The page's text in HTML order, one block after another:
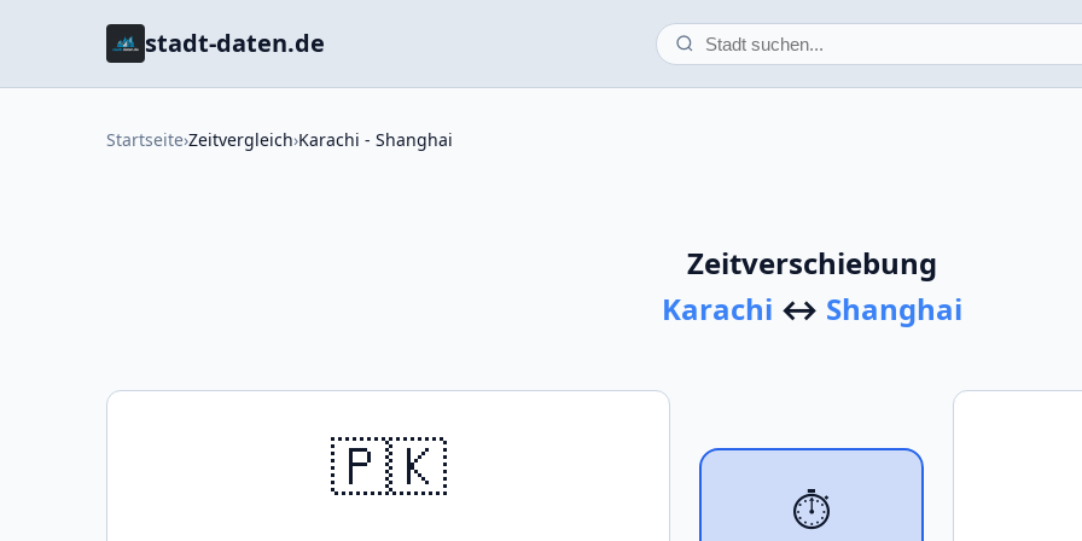
stadt-daten.de
Startseite›Zeitvergleich›Karachi - Shanghai
Zeitverschiebung
Karachi ↔ Shanghai
🇵🇰
⏱️